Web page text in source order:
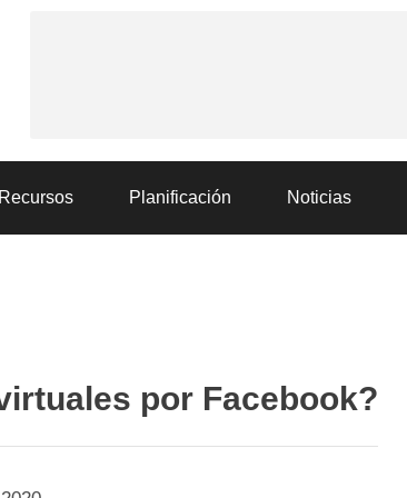
Recursos Planificación Noticias
por Facebook?